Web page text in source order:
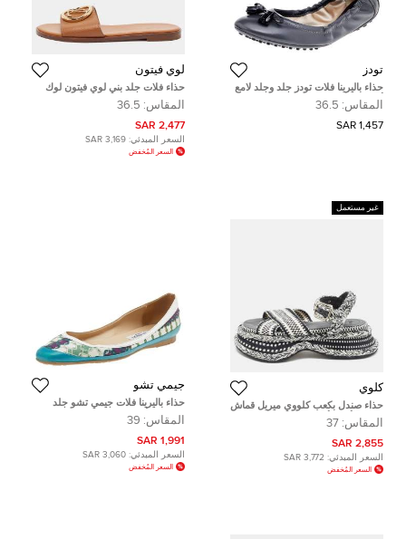
تودز
حذاء باليرينا فلات تودز جلد وجلد لامع
أسود/رصاصي مزين إبزيم مجعد
مقاس 36.5
المقاس: 36.5
1,457 SAR
لوي فيتون
حذاء فلات جلد بني لوي فيتون لوك
إيت مقاس 36.5
المقاس: 36.5
2,477 SAR
السعر المبدئي: 3,169 SAR
السعر المُخفض
غير مستعمل
كلوي
حذاء صندل بكعب كلووي ميريل قماش
محبوك أبيض/أسود حزام عند الكاحل
مقاس 37
المقاس: 37
2,855 SAR
السعر المبدئي: 3,772 SAR
السعر المُخفض
جيمي تشو
حذاء باليرينا فلات جيمي تشو جلد
وكانفاس أخضر مطبوع مقاس 39
المقاس: 39
1,991 SAR
السعر المبدئي: 3,060 SAR
السعر المُخفض